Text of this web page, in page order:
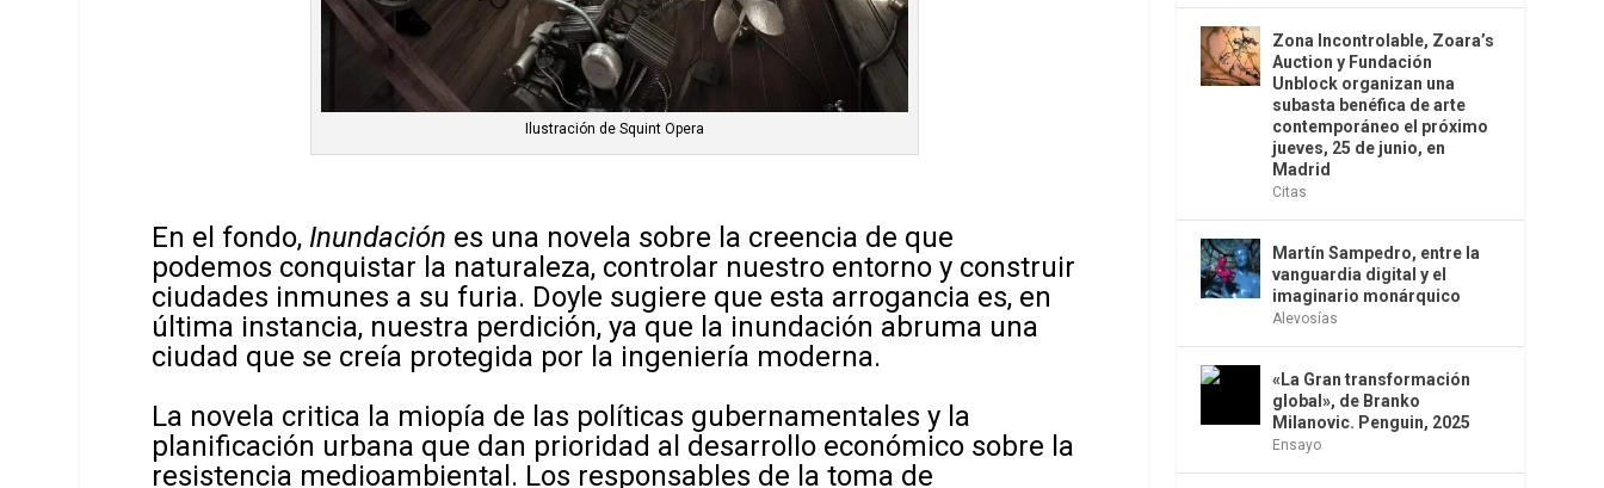
Ilustración de Squint Opera
En el fondo, Inundación es una novela sobre la creencia de que
podemos conquistar la naturaleza, controlar nuestro entorno y construir
ciudades inmunes a su furia. Doyle sugiere que esta arrogancia es, en
última instancia, nuestra perdición, ya que la inundación abruma una
ciudad que se creía protegida por la ingeniería moderna.
La novela critica la miopía de las políticas gubernamentales y la
planificación urbana que dan prioridad al desarrollo económico sobre la
resistencia medioambiental. Los responsables de la toma de
Zona Incontrolable, Zoara’s
Auction y Fundación
Unblock organizan una
subasta benéfica de arte
contemporáneo el próximo
jueves, 25 de junio, en
Madrid
Citas
Martín Sampedro, entre la
vanguardia digital y el
imaginario monárquico
Alevosías
«La Gran transformación
global», de Branko
Milanovic. Penguin, 2025
Ensayo